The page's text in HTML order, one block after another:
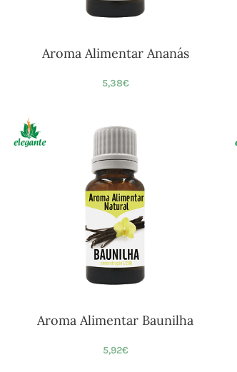
Aroma Alimentar Ananás
5,38€
Aroma Alimentar Baunilha
5,92€